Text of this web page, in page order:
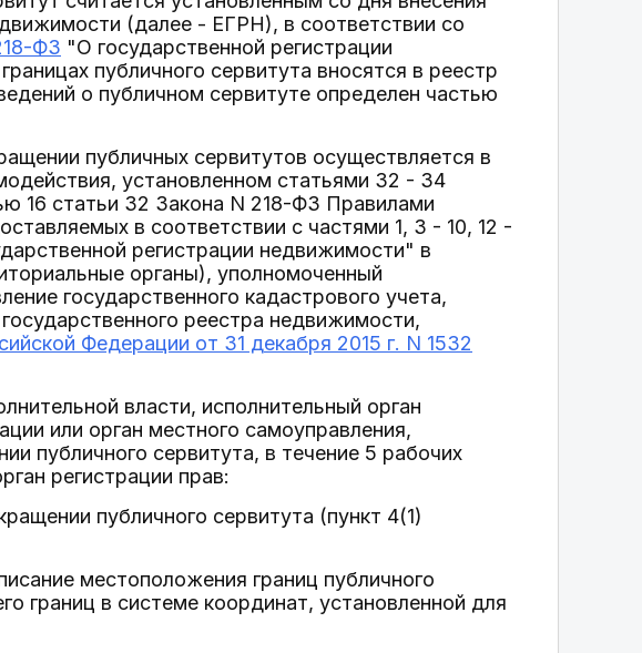
(далее - ЕГРН), в соответствии со
ФЗ "О государственной регистрации
публичного сервитута вносятся в реестр
о публичном сервитуте определен частью
публичных сервитутов осуществляется в
установленном статьями 32 - 34
16 статьи 32 Закона N 218-ФЗ Правилами
в соответствии с частями 1, 3 - 10, 12 -
регистрации недвижимости" в
органы), уполномоченный
государственного кадастрового учета,
реестра недвижимости,
Федерации от 31 декабря 2015 г. N 1532
власти, исполнительный орган
или орган местного самоуправления,
публичного сервитута, в течение 5 рабочих
регистрации прав:
публичного сервитута (пункт 4(1)
местоположения границ публичного
границ в системе координат, установленной для